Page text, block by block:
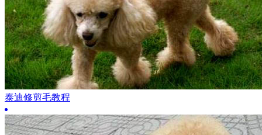
泰迪修剪毛教程